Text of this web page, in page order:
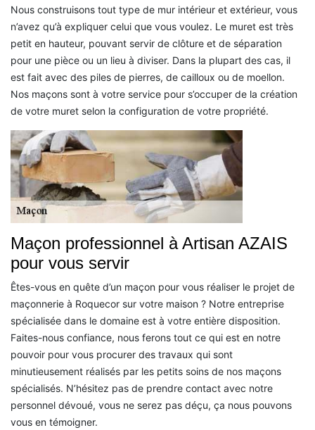
Nous construisons tout type de mur intérieur et extérieur, vous
n’avez qu’à expliquer celui que vous voulez. Le muret est très
petit en hauteur, pouvant servir de clôture et de séparation
pour une pièce ou un lieu à diviser. Dans la plupart des cas, il
est fait avec des piles de pierres, de cailloux ou de moellon.
Nos maçons sont à votre service pour s’occuper de la création
de votre muret selon la configuration de votre propriété.
Maçon professionnel à Artisan AZAIS
pour vous servir
Êtes-vous en quête d’un maçon pour vous réaliser le projet de
maçonnerie à Roquecor sur votre maison ? Notre entreprise
spécialisée dans le domaine est à votre entière disposition.
Faites-nous confiance, nous ferons tout ce qui est en notre
pouvoir pour vous procurer des travaux qui sont
minutieusement réalisés par les petits soins de nos maçons
spécialisés. N’hésitez pas de prendre contact avec notre
personnel dévoué, vous ne serez pas déçu, ça nous pouvons
vous en témoigner.